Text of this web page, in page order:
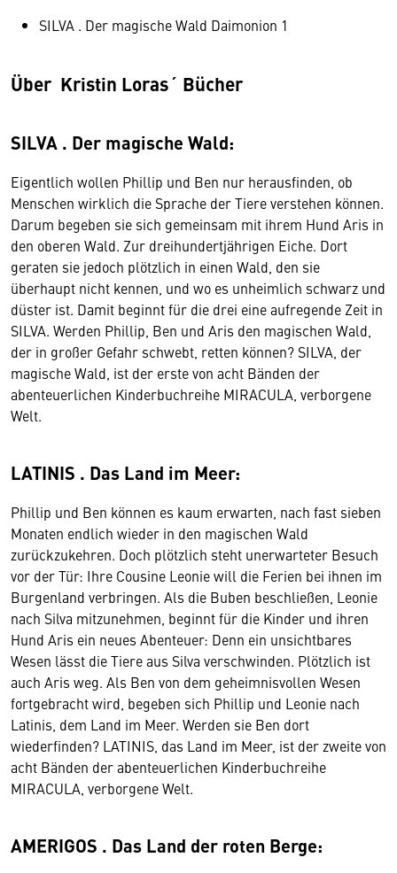
SILVA . Der magische Wald Daimonion 1
Über Kristin Loras´ Bücher
SILVA . Der magische Wald:
Eigentlich wollen Phillip und Ben nur herausfinden, ob
Menschen wirklich die Sprache der Tiere verstehen können.
Darum begeben sie sich gemeinsam mit ihrem Hund Aris in
den oberen Wald. Zur dreihundertjährigen Eiche. Dort
geraten sie jedoch plötzlich in einen Wald, den sie
überhaupt nicht kennen, und wo es unheimlich schwarz und
düster ist. Damit beginnt für die drei eine aufregende Zeit in
SILVA. Werden Phillip, Ben und Aris den magischen Wald,
der in großer Gefahr schwebt, retten können? SILVA, der
magische Wald, ist der erste von acht Bänden der
abenteuerlichen Kinderbuchreihe MIRACULA, verborgene
Welt.
LATINIS . Das Land im Meer:
Phillip und Ben können es kaum erwarten, nach fast sieben
Monaten endlich wieder in den magischen Wald
zurückzukehren. Doch plötzlich steht unerwarteter Besuch
vor der Tür: Ihre Cousine Leonie will die Ferien bei ihnen im
Burgenland verbringen. Als die Buben beschließen, Leonie
nach Silva mitzunehmen, beginnt für die Kinder und ihren
Hund Aris ein neues Abenteuer: Denn ein unsichtbares
Wesen lässt die Tiere aus Silva verschwinden. Plötzlich ist
auch Aris weg. Als Ben von dem geheimnisvollen Wesen
fortgebracht wird, begeben sich Phillip und Leonie nach
Latinis, dem Land im Meer. Werden sie Ben dort
wiederfinden? LATINIS, das Land im Meer, ist der zweite von
acht Bänden der abenteuerlichen Kinderbuchreihe
MIRACULA, verborgene Welt.
AMERIGOS . Das Land der roten Berge: